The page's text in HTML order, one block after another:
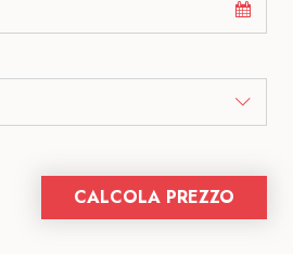
CALCOLA PREZZO